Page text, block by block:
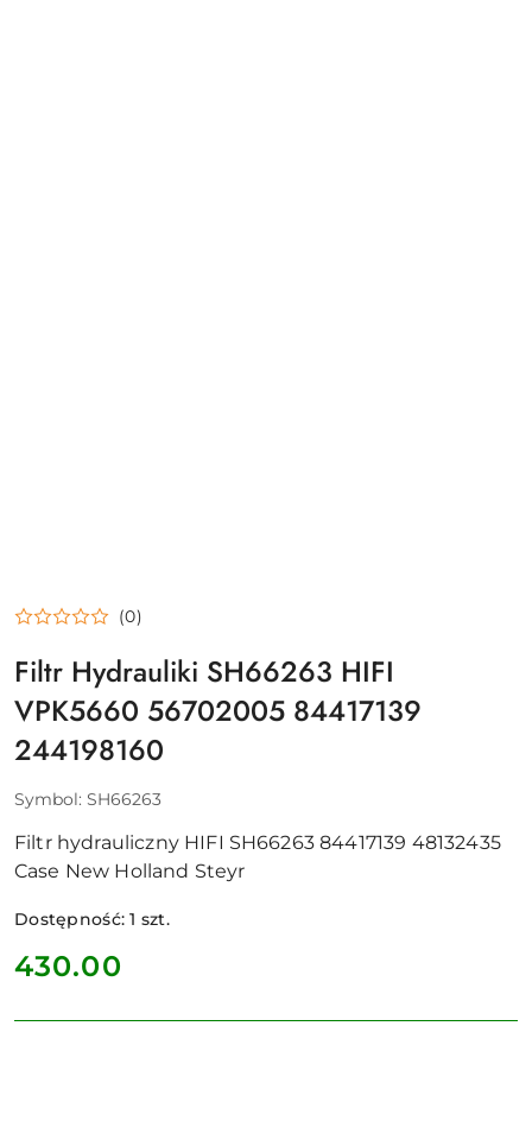
(0)
Filtr Hydrauliki SH66263 HIFI
VPK5660 56702005 84417139
244198160
Symbol: SH66263
Filtr hydrauliczny HIFI SH66263 84417139 48132435
Case New Holland Steyr
Dostępność:1 szt.
cena:
430.00